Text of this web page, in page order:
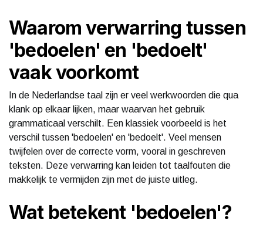
Waarom verwarring tussen
'bedoelen' en 'bedoelt'
vaak voorkomt
In de Nederlandse taal zijn er veel werkwoorden die qua
klank op elkaar lijken, maar waarvan het gebruik
grammaticaal verschilt. Een klassiek voorbeeld is het
verschil tussen 'bedoelen' en 'bedoelt'. Veel mensen
twijfelen over de correcte vorm, vooral in geschreven
teksten. Deze verwarring kan leiden tot taalfouten die
makkelijk te vermijden zijn met de juiste uitleg.
Wat betekent 'bedoelen'?